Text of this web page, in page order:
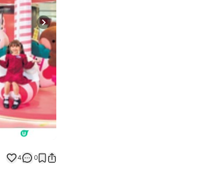
Next slide
4 0